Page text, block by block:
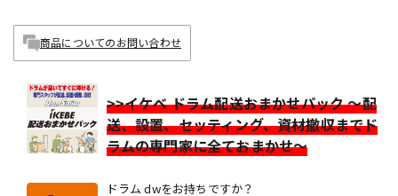
商品についてのお問い合わせ
>>イケベ ドラム配送おまかせパック ～配
送、設置、セッティング、資材撤収までド
ラムの専門家に全ておまかせ～
ドラム dwをお持ちですか？